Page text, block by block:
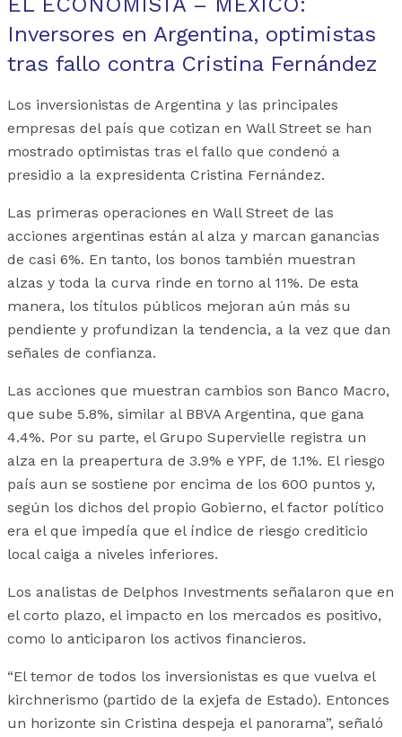
Inversores en Argentina, optimistas
tras fallo contra Cristina Fernández
Los inversionistas de Argentina y las principales
empresas del país que cotizan en Wall Street se han
mostrado optimistas tras el fallo que condenó a
presidio a la expresidenta Cristina Fernández.
Las primeras operaciones en Wall Street de las
acciones argentinas están al alza y marcan ganancias
de casi 6%. En tanto, los bonos también muestran
alzas y toda la curva rinde en torno al 11%. De esta
manera, los títulos públicos mejoran aún más su
pendiente y profundizan la tendencia, a la vez que dan
señales de confianza.
Las acciones que muestran cambios son Banco Macro,
que sube 5.8%, similar al BBVA Argentina, que gana
4.4%. Por su parte, el Grupo Supervielle registra un
alza en la preapertura de 3.9% e YPF, de 1.1%. El riesgo
país aun se sostiene por encima de los 600 puntos y,
según los dichos del propio Gobierno, el factor político
era el que impedía que el índice de riesgo crediticio
local caiga a niveles inferiores.
Los analistas de Delphos Investments señalaron que en
el corto plazo, el impacto en los mercados es positivo,
como lo anticiparon los activos financieros.
“El temor de todos los inversionistas es que vuelva el
kirchnerismo (partido de la exjefa de Estado). Entonces
un horizonte sin Cristina despeja el panorama”, señaló